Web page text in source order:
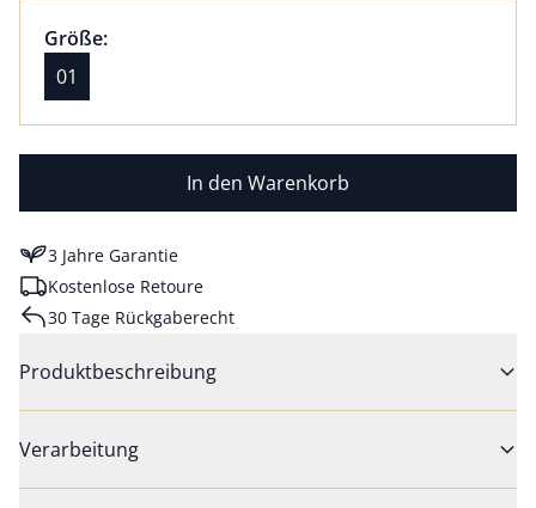
Größenauswahl:
Größe:
Größe 01 ausgewählt
01
In den Warenkorb
3 Jahre Garantie
Kostenlose Retoure
30 Tage Rückgaberecht
Produktbeschreibung
Verarbeitung